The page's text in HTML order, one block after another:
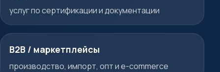
услуг по сертификации и документации
B2B / маркетплейсы
производство, импорт, опт и e-commerce